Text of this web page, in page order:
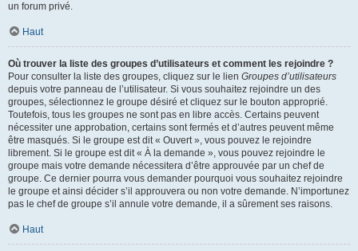
un forum privé.
Haut
Où trouver la liste des groupes d’utilisateurs et comment les rejoindre ?
Pour consulter la liste des groupes, cliquez sur le lien Groupes d’utilisateurs
depuis votre panneau de l’utilisateur. Si vous souhaitez rejoindre un des
groupes, sélectionnez le groupe désiré et cliquez sur le bouton approprié.
Toutefois, tous les groupes ne sont pas en libre accès. Certains peuvent
nécessiter une approbation, certains sont fermés et d’autres peuvent même
être masqués. Si le groupe est dit « Ouvert », vous pouvez le rejoindre
librement. Si le groupe est dit « À la demande », vous pouvez rejoindre le
groupe mais votre demande nécessitera d’être approuvée par un chef de
groupe. Ce dernier pourra vous demander pourquoi vous souhaitez rejoindre
le groupe et ainsi décider s’il approuvera ou non votre demande. N’importunez
pas le chef de groupe s’il annule votre demande, il a sûrement ses raisons.
Haut